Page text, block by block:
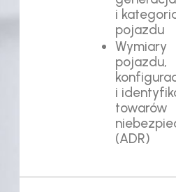
i
pojazdu
Wymiary
pojazdu,
i
towarów
(ADR)